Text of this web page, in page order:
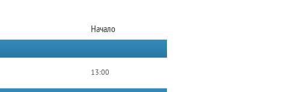
Начало
13:00